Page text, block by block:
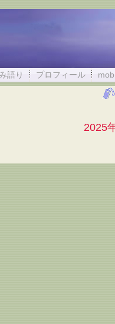
語り プロフィール
2025